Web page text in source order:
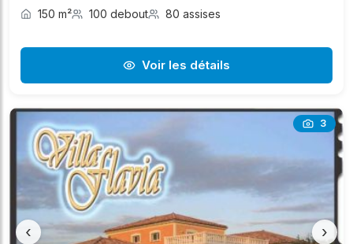
150 m² 100 debout 80 assises
Voir les détails
3
‹ ›